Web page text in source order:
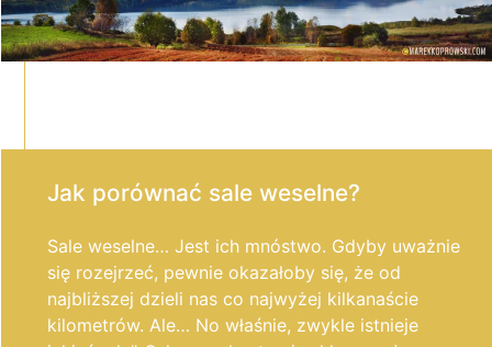
Jak porównać sale weselne?
Sale weselne… Jest ich mnóstwo. Gdyby uważnie
się rozejrzeć, pewnie okazałoby się, że od
najbliższej dzieli nas co najwyżej kilkanaście
kilometrów. Ale… No właśnie, zwykle istnieje